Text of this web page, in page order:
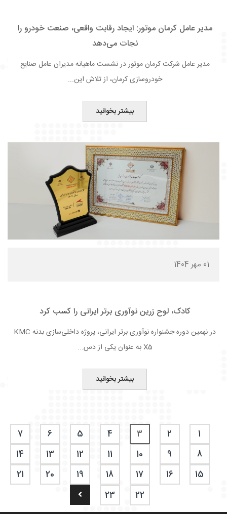
مدیر عامل کرمان موتور: ایجاد رقابت واقعی، صنعت خودرو را
نجات می‌دهد
مدیر عامل شرکت کرمان موتور در نشست ماهیانه مدیران عامل صنایع
خودروسازی کرمان، از تلاش این...
بیشتر بخوانید
01 مهر 1404
کادک، لوح زرین نوآوری برتر ایرانی را کسب کرد
در نهمین دوره جشنواره نوآوری برتر ایرانی، پروژه داخلی‌سازی بدنه KMC
X5 به عنوان یکی از دس...
بیشتر بخوانید
1
2
3
4
5
6
7
8
9
10
11
12
13
14
15
16
17
18
19
20
21
22
23